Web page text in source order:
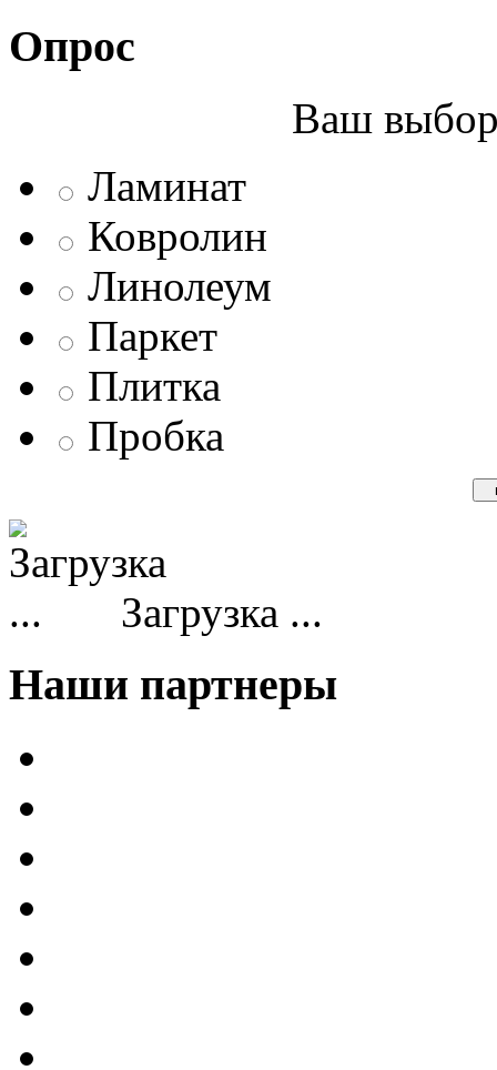
Опрос
Ваш выбор
Ламинат
Ковролин
Линолеум
Паркет
Плитка
Пробка
Загрузка ...
Наши партнеры